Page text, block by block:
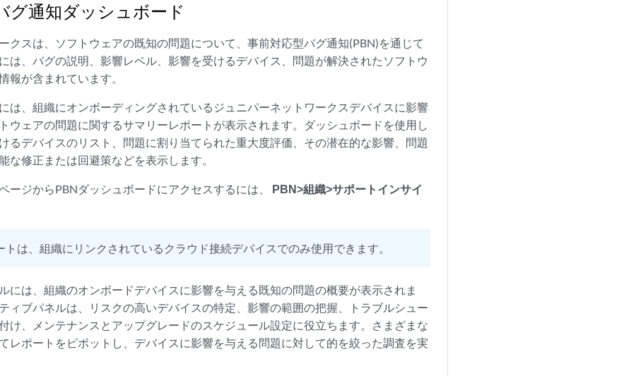
グ通知ダッシュボード
クスは、ソフトウェアの既知の問題について、事前対応型バグ通知(PBN)を通じて
は、バグの説明、影響レベル、影響を受けるデバイス、問題が解決されたソフトウ
報が含まれています。
は、組織にオンボーディングされているジュニパーネットワークスデバイスに影響
ウェアの問題に関するサマリーレポートが表示されます。ダッシュボードを使用し
るデバイスのリスト、問題に割り当てられた重大度評価、その潜在的な影響、問題
な修正または回避策などを表示します。
ージからPBNダッシュボードにアクセスするには、 PBN>組織>サポートインサイ
トは、組織にリンクされているクラウド接続デバイスでのみ使用できます。
には、組織のオンボードデバイスに影響を与える既知の問題の概要が表示されま
ィブパネルは、リスクの高いデバイスの特定、影響の範囲の把握、トラブルシュー
け、メンテナンスとアップグレードのスケジュール設定に役立ちます。さまざまな
レポートをピボットし、デバイスに影響を与える問題に対して的を絞った調査を実